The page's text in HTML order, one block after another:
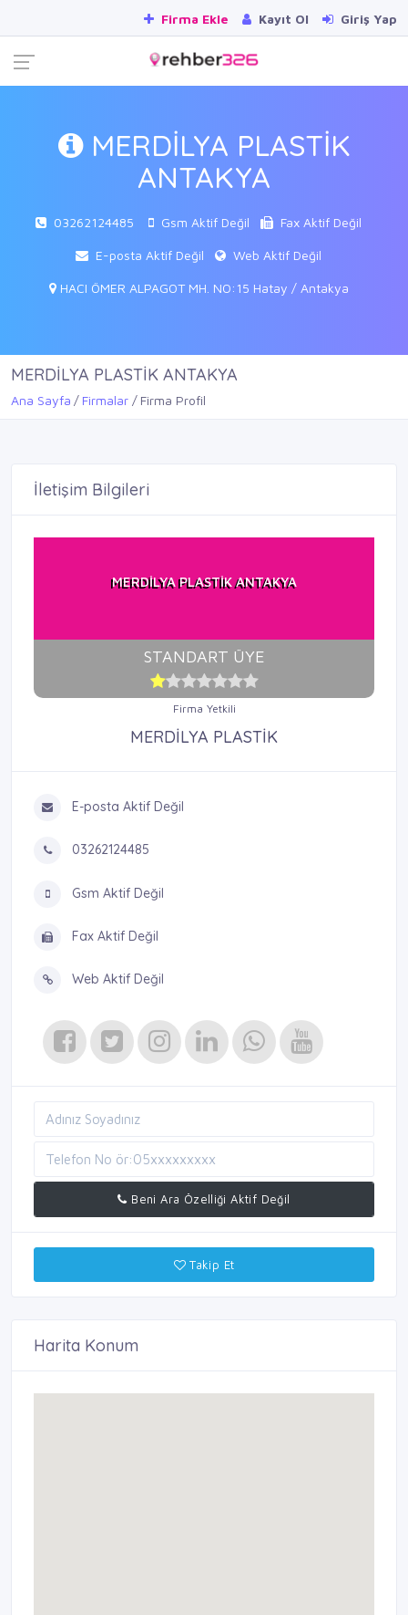
Firma Ekle Kayıt Ol Giriş Yap
MERDİLYA PLASTİK
ANTAKYA
03262124485 Gsm Aktif Değil Fax Aktif Değil
E-posta Aktif Değil Web Aktif Değil
HACI ÖMER ALPAGOT MH. NO:15 Hatay / Antakya
MERDİLYA PLASTİK ANTAKYA
Ana Sayfa Firmalar Firma Profil
İletişim Bilgileri
MERDİLYA PLASTİK ANTAKYA
STANDART ÜYE
Firma Yetkili
MERDİLYA PLASTİK
E-posta Aktif Değil
03262124485
Gsm Aktif Değil
Fax Aktif Değil
Web Aktif Değil
Beni Ara Özelliği Aktif Değil
Takip Et
Harita Konum